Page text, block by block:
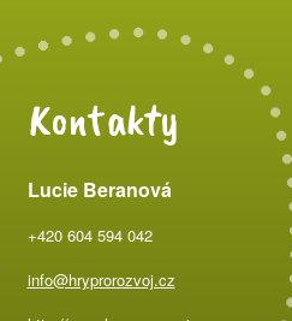
Kontakty
Lucie Beranová
+420 604 594 042
info@hryprorozvoj.cz